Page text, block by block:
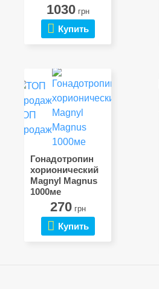
1030грн
Купить
ТОП
Продаж
Гонадотропин
хорионический
Magnyl Magnus
1000ме
270грн
Купить